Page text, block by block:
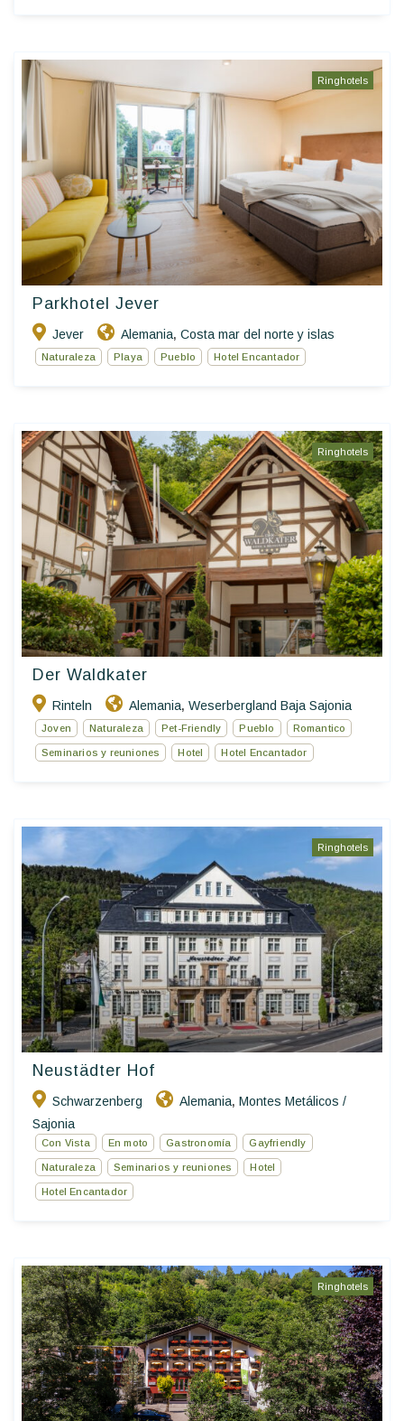
Ringhotels
Parkhotel Jever
Jever Alemania, Costa mar del norte y islas
Naturaleza Playa Pueblo Hotel Encantador
Ringhotels
Der Waldkater
Rinteln Alemania, Weserbergland Baja Sajonia
Joven Naturaleza Pet-Friendly Pueblo Romantico
Seminarios y reuniones Hotel Hotel Encantador
Ringhotels
Neustädter Hof
Schwarzenberg Alemania, Montes Metálicos /
Sajonia
Con Vista En moto Gastronomía Gayfriendly
Naturaleza Seminarios y reuniones Hotel
Hotel Encantador
Ringhotels